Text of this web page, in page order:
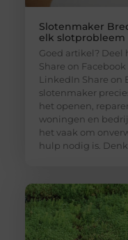
Slotenmaker
elk slotprobleem
Goed artikel? Deel
Share on
LinkedIn Share
slotenmaker
het openen,
woningen en
het vaak om
hulp nodig is.